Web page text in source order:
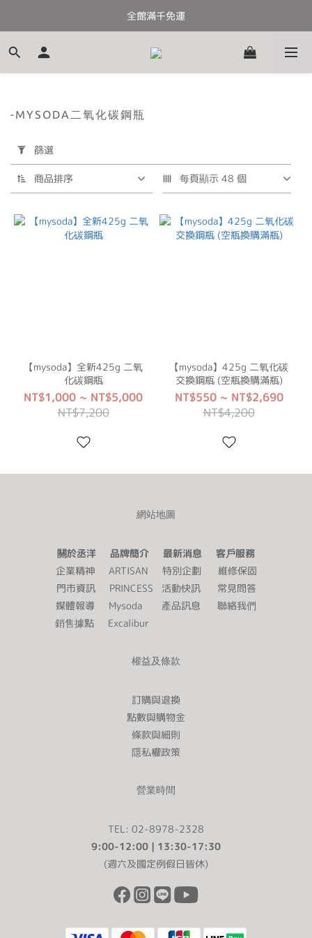
全館滿千免運
全館滿千免運
加入會員送100元購物金
用
篩
選
(0/20)
-MYSODA二氧化碳鋼瓶
篩選
商品排序 每頁顯示 48 個
【mysoda】全新425g 二氧
化碳鋼瓶
NT$1,000 ~ NT$5,000
NT$7,200
【mysoda】425g 二氧化碳
交換鋼瓶 (空瓶換購滿瓶)
NT$550 ~ NT$2,690
NT$4,200
網站地圖
關於丞洋 品牌簡介 最新消息 客戶服務
企業精神
ARTISAN 特別企劃
維修保固
門市資訊
PRINCESS 活動快訊
常見問答
媒體報導
Mysoda 產品訊息
聯絡我們
銷售據點
Excalibur
權益及條款
訂購與退換
點數與購物金
條款與細則
隱私權政策
營業時間
TEL: 02-8978-2328
9:00-12:00 | 13:30-17:30
(週六及國定例假日皆休)